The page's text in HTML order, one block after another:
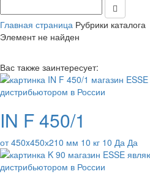
Главная страница Рубрики каталога
Элемент не найден
Вас также заинтересует:
IN F 450/1
от 450x450х210 мм 10 кг 10 Да Да